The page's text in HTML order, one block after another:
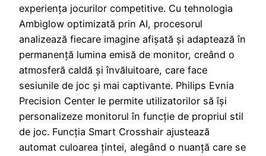
experiența jocurilor competitive. Cu tehnologia
Ambiglow optimizată prin AI, procesorul
analizează fiecare imagine afișată și adaptează în
permanență lumina emisă de monitor, creând o
atmosferă caldă și învăluitoare, care face
sesiunile de joc și mai captivante. Philips Evnia
Precision Center le permite utilizatorilor să își
personalizeze monitorul în funcție de propriul stil
de joc. Funcția Smart Crosshair ajustează
automat culoarea țintei, alegând o nuanță care se